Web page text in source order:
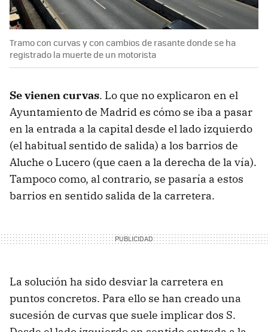
Tramo con curvas y con cambios de rasante donde se ha
registrado la muerte de un motorista
Se vienen curvas. Lo que no explicaron en el
Ayuntamiento de Madrid es cómo se iba a pasar
en la entrada a la capital desde el lado izquierdo
(el habitual sentido de salida) a los barrios de
Aluche o Lucero (que caen a la derecha de la vía).
Tampoco como, al contrario, se pasaría a estos
barrios en sentido salida de la carretera.
La solución ha sido desviar la carretera en
puntos concretos. Para ello se han creado una
sucesión de curvas que suele implicar dos S.